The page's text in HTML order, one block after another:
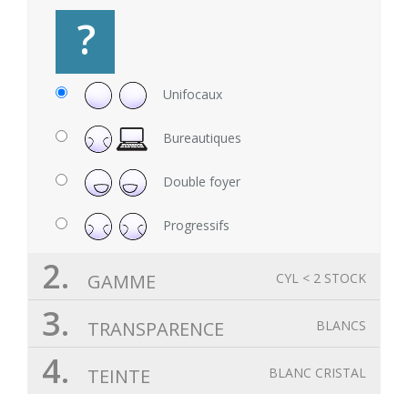
?
Unifocaux
Bureautiques
Double foyer
Progressifs
CYL < 2 STOCK
2. GAMME
BLANCS
3. TRANSPARENCE
BLANC CRISTAL
4. TEINTE